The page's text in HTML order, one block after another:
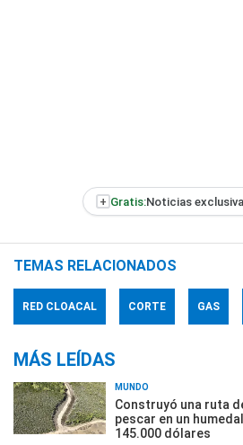
+ Gratis:Noticias
TEMAS RELACIONADOS
RED CLOACAL CORTE GAS
MÁS LEÍDAS
MUNDO
Construyó una ruta
pescar en un
145.000 dólares